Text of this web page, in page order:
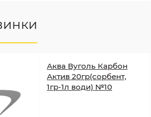
Аква Вуголь Карбон
Актив 20гр(сорбент,
1гр-1л води) №10